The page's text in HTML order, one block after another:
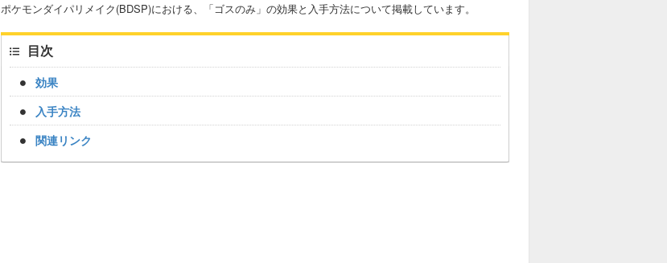
ポケモンダイパリメイク(BDSP)における、「ゴスのみ」の効果と入手方法について掲載しています。
目次
効果
入手方法
関連リンク